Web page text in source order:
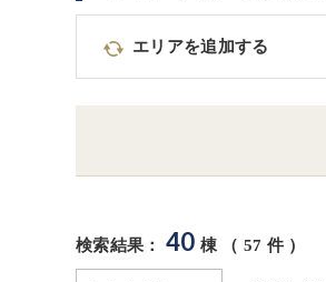
エリアを追加する
検索結果： 40 棟 （ 57 件 ）